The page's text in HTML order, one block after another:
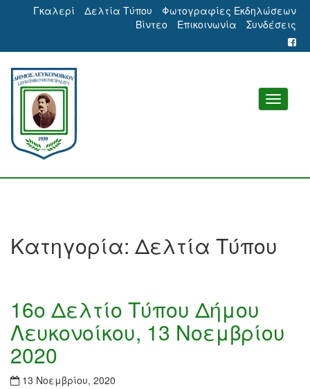
Γκαλερί Δελτία Τύπου
Φωτογραφίες Εκδηλώσεων
Βίντεο
Επικοινωνία Συνδέσεις
Κατηγορία: Δελτία Τύπου
16ο Δελτίο Τύπου Δήμου
Λευκονοίκου, 13 Νοεμβρίου
2020
13 Νοεμβρίου, 2020